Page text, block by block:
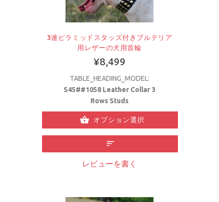
3連ピラミッドスタッズ付きブルテリア
用レザーの犬用首輪
¥8,499
TABLE_HEADING_MODEL:
S45##1058 Leather Collar 3
Rows Studs
オプション選択
レビューを書く